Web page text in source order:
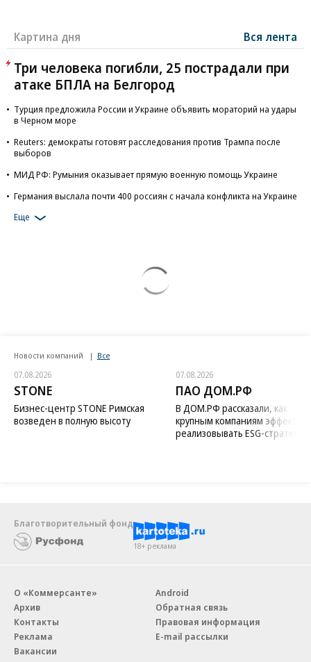
Картина дня Вся лента
Три человека погибли, 25 пострадали при
атаке БПЛА на Белгород
Турция предложила России и Украине объявить мораторий на удары
в Черном море
Reuters: демократы готовят расследования против Трампа после
выборов
МИД РФ: Румыния оказывает прямую военную помощь Украине
Германия выслала почти 400 россиян с начала конфликта на Украине
Еще
Новости компаний Все
07.08.2026
STONE
Бизнес-центр STONE Римская
возведен в полную высоту
07.08.2026
ПАО ДОМ.РФ
В ДОМ.РФ рассказали, как
крупным компаниям
реализовывать ESG-стратегию
Благотворительный фонд
18+ реклама
О «Коммерсанте»
Архив
Контакты
Реклама
Вакансии
Android
Обратная связь
Правовая информация
E-mail рассылки